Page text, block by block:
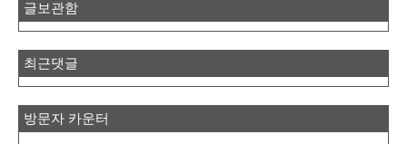
글보관함
최근댓글
방문자 카운터